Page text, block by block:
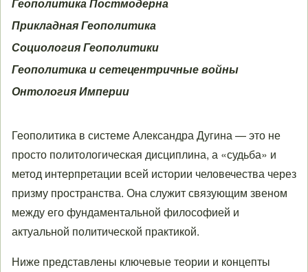
Прикладная Геополитика
Социология Геополитики
Геополитика и сетецентричные войны
Онтология Империи
Геополитика в системе Александра Дугина — это не
просто политологическая дисциплина, а «судьба» и
метод интерпретации всей истории человечества через
призму пространства. Она служит связующим звеном
между его фундаментальной философией и
актуальной политической практикой.
Ниже представлены ключевые теории и концепты